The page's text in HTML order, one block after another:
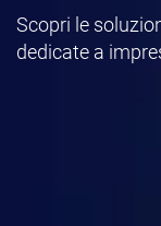
Scopri le
dedicate a